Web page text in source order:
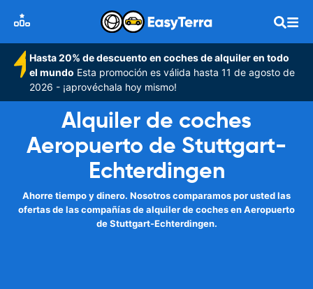
Hasta 20% de descuento en coches de alquiler en todo
el mundo Esta promoción es válida hasta 11 de agosto de
2026 - ¡aprovéchala hoy mismo!
Alquiler de coches
Aeropuerto de Stuttgart-
Echterdingen
Ahorre tiempo y dinero. Nosotros comparamos por usted las
ofertas de las compañías de alquiler de coches en Aeropuerto
de Stuttgart-Echterdingen.